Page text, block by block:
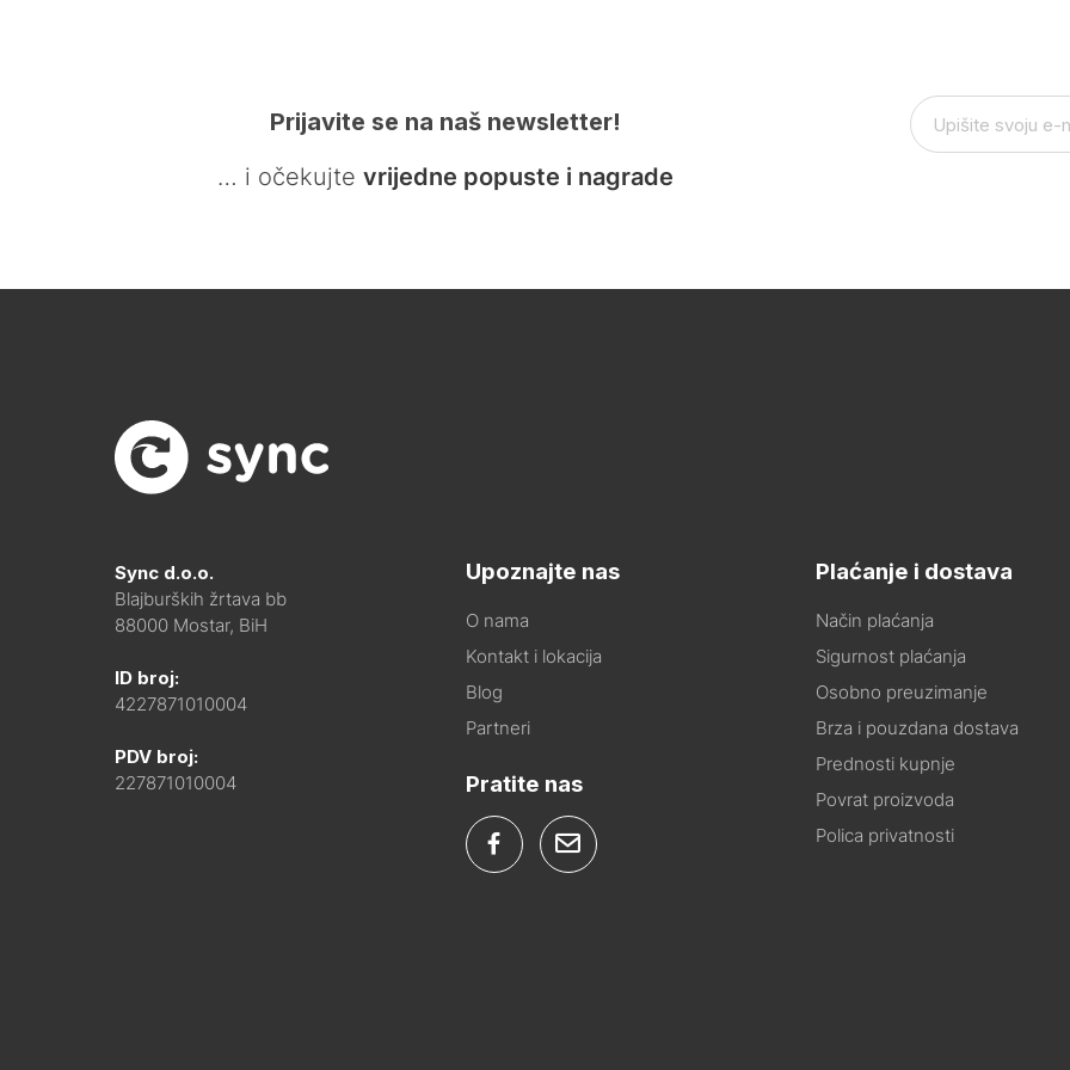
Prijavite se na naš newsletter!
… i očekujte vrijedne popuste i nagrade
Sync d.o.o.
Blajburških žrtava bb
88000 Mostar, BiH
ID broj:
4227871010004
PDV broj:
227871010004
Upoznajte nas
O nama
Kontakt i lokacija
Blog
Partneri
Pratite nas
Plaćanje i dostava
Način plaćanja
Sigurnost plaćanja
Osobno preuzimanje
Brza i pouzdana dostava
Prednosti kupnje
Povrat proizvoda
Polica privatnosti